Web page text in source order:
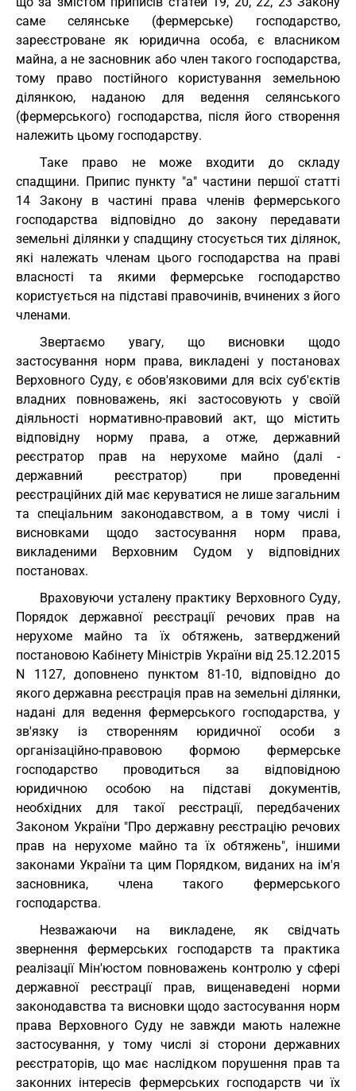
саме селянське (фермерське) господарство,
зареєстроване як юридична особа, є власником
майна, а не засновник або член такого господарства,
тому право постійного користування земельною
ділянкою, наданою для ведення селянського
(фермерського) господарства, після його створення
належить цьому господарству.
Таке право не може входити до складу
спадщини. Припис пункту "а" частини першої статті
14 Закону в частині права членів фермерського
господарства відповідно до закону передавати
земельні ділянки у спадщину стосується тих ділянок,
які належать членам цього господарства на праві
власності та якими фермерське господарство
користується на підставі правочинів, вчинених з його
членами.
Звертаємо увагу, що висновки щодо
застосування норм права, викладені у постановах
Верховного Суду, є обов'язковими для всіх суб'єктів
владних повноважень, які застосовують у своїй
діяльності нормативно-правовий акт, що містить
відповідну норму права, а отже, державний
реєстратор прав на нерухоме майно (далі -
державний реєстратор) при проведенні
реєстраційних дій має керуватися не лише загальним
та спеціальним законодавством, а в тому числі і
висновками щодо застосування норм права,
викладеними Верховним Судом у відповідних
постановах.
Враховуючи усталену практику Верховного Суду,
Порядок державної реєстрації речових прав на
нерухоме майно та їх обтяжень, затверджений
постановою Кабінету Міністрів України від 25.12.2015
N 1127, доповнено пунктом 81-10, відповідно до
якого державна реєстрація прав на земельні ділянки,
надані для ведення фермерського господарства, у
зв'язку із створенням юридичної особи з
організаційно-правовою формою фермерське
господарство проводиться за відповідною
юридичною особою на підставі документів,
необхідних для такої реєстрації, передбачених
Законом України "Про державну реєстрацію речових
прав на нерухоме майно та їх обтяжень", іншими
законами України та цим Порядком, виданих на ім'я
засновника, члена такого фермерського
господарства.
Незважаючи на викладене, як свідчать
звернення фермерських господарств та практика
реалізації Мін'юстом повноважень контролю у сфері
державної реєстрації прав, вищенаведені норми
законодавства та висновки щодо застосування норм
права Верховного Суду не завжди мають належне
застосування, у тому числі зі сторони державних
реєстраторів, що має наслідком порушення прав та
законних інтересів фермерських господарств чи їх